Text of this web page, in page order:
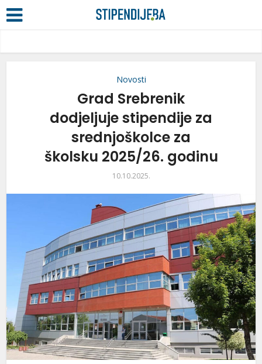
Novosti
Grad Srebrenik
dodjeljuje stipendije za
srednjoškolce za
školsku 2025/26. godinu
10.10.2025.